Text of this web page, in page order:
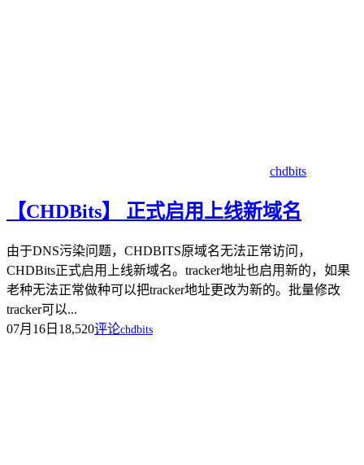
chdbits
【CHDBits】 正式启用上线新域名
由于DNS污染问题，CHDBITS原域名无法正常访问，
CHDBits正式启用上线新域名。tracker地址也启用新的，如果
老种无法正常做种可以把tracker地址更改为新的。批量修改
tracker可以...
07月16日 18,520评论chdbits